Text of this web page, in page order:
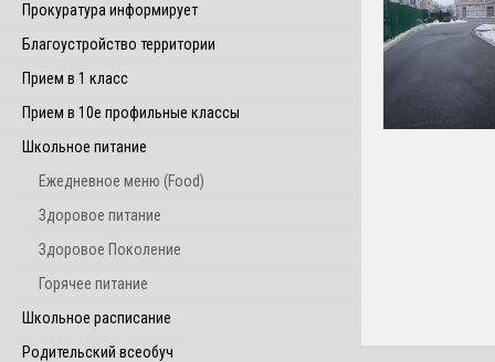
Прокуратура информирует
Благоустройство территории
Прием в 1 класс
Прием в 10е профильные классы
Школьное питание
Ежедневное меню (Food)
Здоровое питание
Здоровое Поколение
Горячее питание
Школьное расписание
Родительский всеобуч